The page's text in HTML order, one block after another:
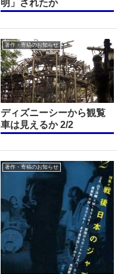
明」されたか
著作・寄稿のお知らせ
ディズニーシーから観覧
車は見えるか 2/2
著作・寄稿のお知らせ